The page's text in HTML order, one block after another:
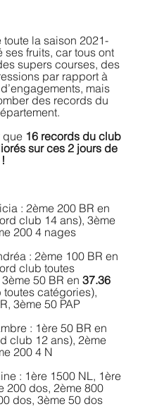
toute la saison 2021-
ses fruits, car tous ont
supers courses, des
par rapport à
mais
des records du
que 16 records du club
sur ces 2 jours de
: 2ème 200 BR en
club 14 ans), 3ème
200 4 nages
: 2ème 100 BR en
club toutes
50 BR en 37.36
catégories),
3ème 50 PAP
: 1ère 50 BR en
club 12 ans), 2ème
200 4 N
: 1ère 1500 NL, 1ère
200 dos, 2ème 800
dos, 3ème 50 dos